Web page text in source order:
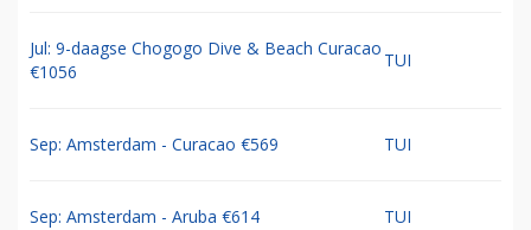
Jul: 9-daagse Chogogo Dive & Beach Curacao
€1056
TUI
Sep: Amsterdam - Curacao €569 TUI
Sep: Amsterdam - Aruba €614 TUI